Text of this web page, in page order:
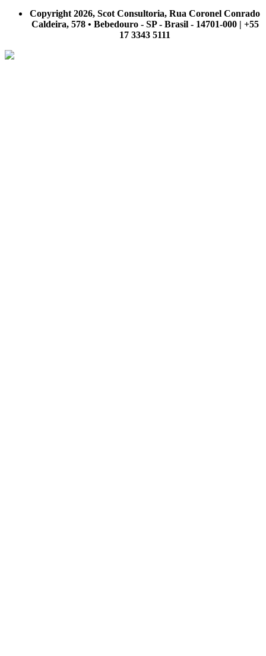
Copyright 2026, Scot Consultoria, Rua Coronel Conrado
Caldeira, 578 • Bebedouro - SP - Brasil - 14701-000 | +55
17 3343 5111